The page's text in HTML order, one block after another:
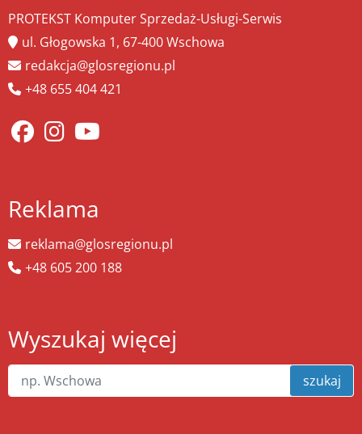
PROTEKST Komputer Sprzedaż-Usługi-Serwis
ul. Głogowska 1, 67-400 Wschowa
redakcja@glosregionu.pl
+48 655 404 421
Reklama
reklama@glosregionu.pl
+48 605 200 188
Wyszukaj więcej
szukaj